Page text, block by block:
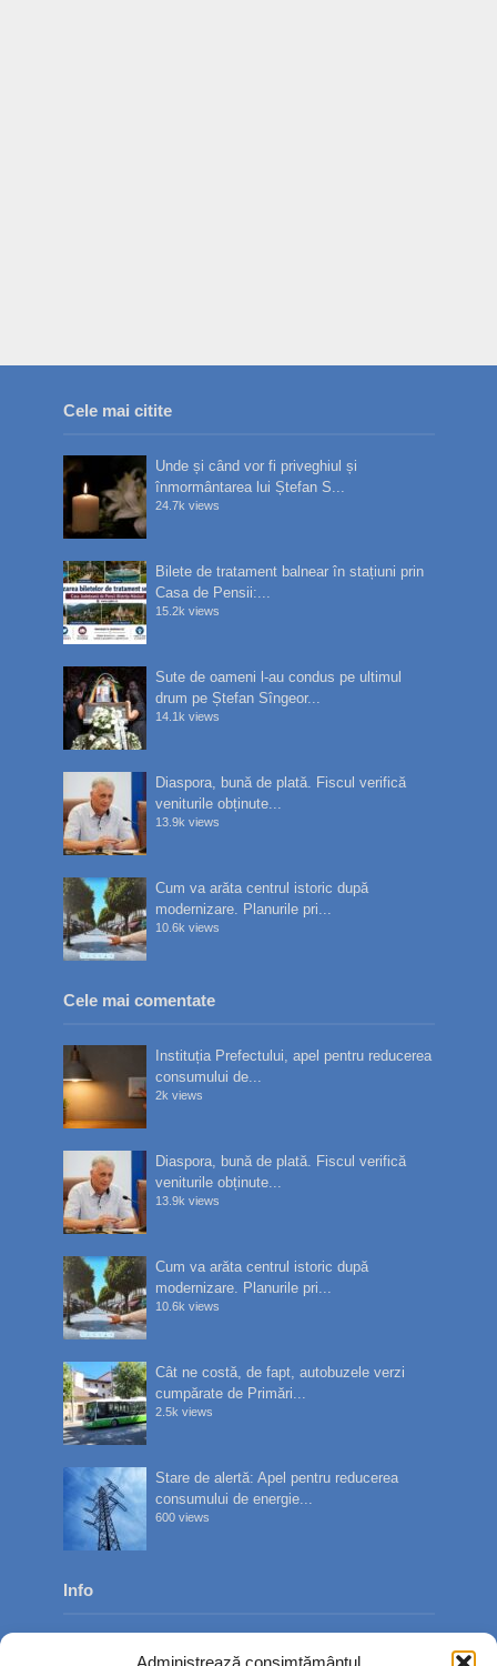
Cele mai citite
Unde și când vor fi priveghiul și
înmormântarea lui Ștefan S...
24.7k views
Bilete de tratament balnear în stațiuni prin
Casa de Pensii:...
15.2k views
Sute de oameni l-au condus pe ultimul
drum pe Ștefan Sîngeor...
14.1k views
Diaspora, bună de plată. Fiscul verifică
veniturile obținute...
13.9k views
Cum va arăta centrul istoric după
modernizare. Planurile pri...
10.6k views
Cele mai comentate
Instituția Prefectului, apel pentru reducerea
consumului de...
2k views
Diaspora, bună de plată. Fiscul verifică
veniturile obținute...
13.9k views
Cum va arăta centrul istoric după
modernizare. Planurile pri...
10.6k views
Cât ne costă, de fapt, autobuzele verzi
cumpărate de Primări...
2.5k views
Stare de alertă: Apel pentru reducerea
consumului de energie...
600 views
Info